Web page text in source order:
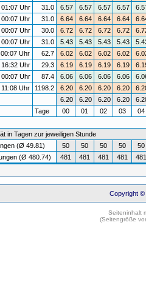
Uhr
31.0 6.57 6.57 6.57 6.57
Uhr
31.0 6.64 6.64 6.64 6.64
Uhr
30.0 6.72 6.72 6.72 6.72
Uhr
31.0 5.43 5.43 5.43 5.43
Uhr
62.7 6.02 6.02 6.02 6.02
Uhr
29.3 6.19 6.19 6.19 6.19
Uhr
87.4 6.06 6.06 6.06 6.06
Uhr
1198.2 6.20 6.20 6.20 6.20
6.20
6.20 6.20 6.20
Tage 00 01 02 03 04
in Tagen zur jeweiligen Stunde
(Ø 49.81)
50 50 50 50
50
(Ø 480.74)
481 481 481 481 481
Copyright ©
Seiteninhalt
(Seitengröße